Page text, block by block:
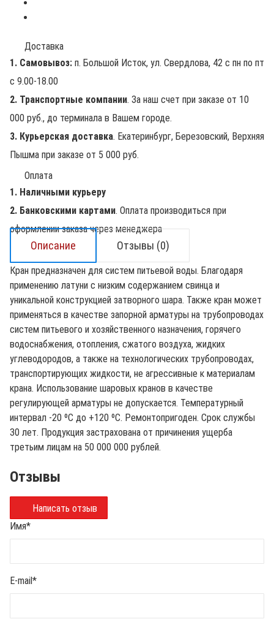
Доставка
1. Самовывоз: п. Большой Исток, ул. Свердлова, 42 с пн по пт
с 9.00-18.00
2. Транспортные компании. За наш счет при заказе от 10
000 руб., до терминала в Вашем городе.
3. Курьерская доставка. Екатеринбург, Березовский, Верхняя
Пышма при заказе от 5 000 руб.
Оплата
1. Наличными курьеру
2. Банковскими картами. Оплата производиться при
оформлении заказа через менеджера
Описание Отзывы (0)
Кран предназначен для систем питьевой воды. Благодаря
применению латуни с низким содержанием свинца и
уникальной конструкцией затворного шара. Также кран может
применяться в качестве запорной арматуры на трубопроводах
систем питьевого и хозяйственного назначения, горячего
водоснабжения, отопления, сжатого воздуха, жидких
углеводородов, а также на технологических трубопроводах,
транспортирующих жидкости, не агрессивные к материалам
крана. Использование шаровых кранов в качестве
регулирующей арматуры не допускается. Температурный
интервал -20 ºС до +120 ºС. Ремонтопригоден. Срок службы
30 лет. Продукция застрахована от причинения ущерба
третьим лицам на 50 000 000 рублей.
Отзывы
Написать отзыв
Имя*
E-mail*